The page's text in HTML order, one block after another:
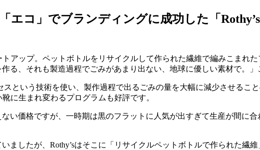
エコ」でブランディングに成功した「Rothy’s
アップ。ペットボトルをリサイクルして作られた繊維で編みこまれ
る、それも製造過程でごみがあまり出ない、地球に優しい素材で。」
という技術を使い、製作過程で出るごみの量を大幅に減少させるこ
に生まれ変わるプログラムも好評です。
い価格ですが、一時期は黒のフラットに人気が出すぎて生産が間に
ましたが、Rothy’sはそこに「リサイクルペットボトルで作られた繊